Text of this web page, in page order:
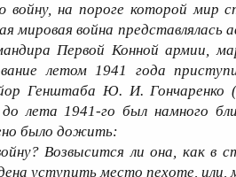
на пороге которой мир
мировая война представлялась
Первой Конной армии,
летом 1941 года
Генштаба Ю. И. Гончаренко
лета 1941-го был намного
было дожить:
Возвысится ли она, как в
уступить место пехоте,